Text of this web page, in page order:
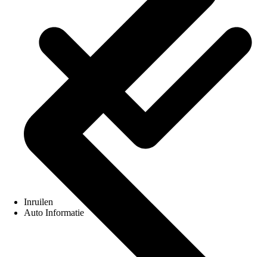
Inruilen
Auto Informatie